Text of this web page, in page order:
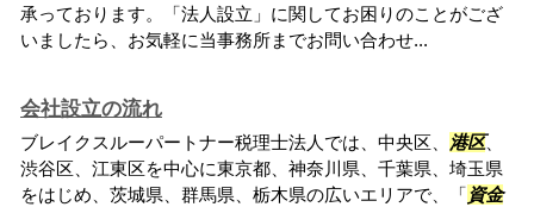
承っております。「法人設立」に関してお困りのことがござ
いましたら、お気軽に当事務所までお問い合わせ...
会社設立の流れ
ブレイクスルーパートナー税理士法人では、中央区、 港区、
渋谷区、江東区を中心に東京都、神奈川県、千葉県、埼玉県
をはじめ、茨城県、群馬県、栃木県の広いエリアで、「資金